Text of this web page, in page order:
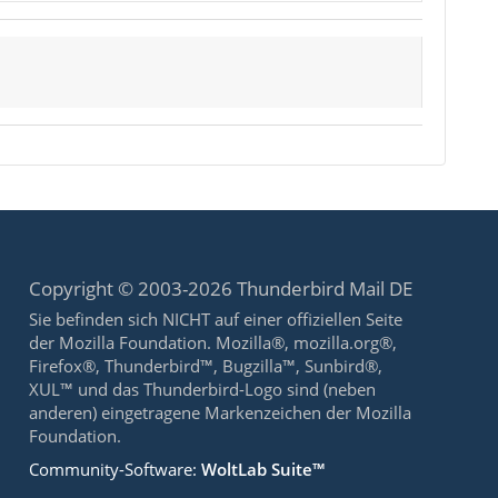
Copyright © 2003-2026 Thunderbird Mail DE
Sie befinden sich NICHT auf einer offiziellen Seite
der Mozilla Foundation. Mozilla®, mozilla.org®,
Firefox®, Thunderbird™, Bugzilla™, Sunbird®,
XUL™ und das Thunderbird-Logo sind (neben
anderen) eingetragene Markenzeichen der Mozilla
Foundation.
Community-Software:WoltLab Suite™